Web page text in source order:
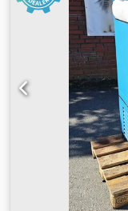
bruto: 6396 PLN